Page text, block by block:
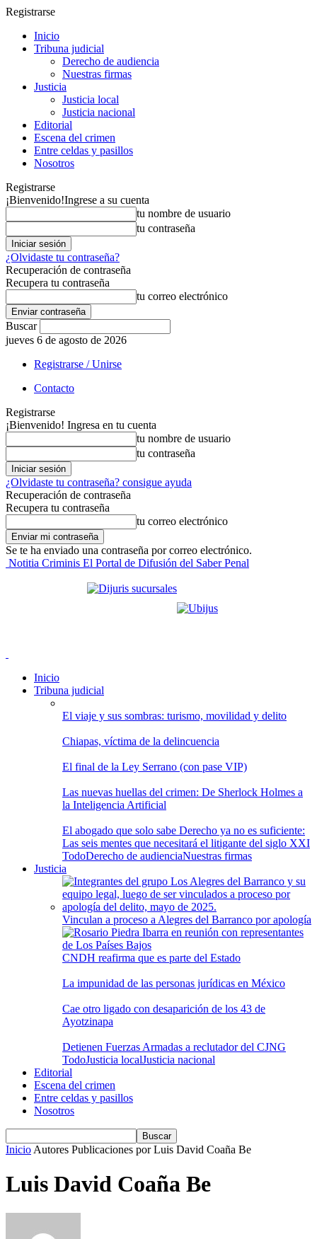
Registrarse
Inicio
Tribuna judicial
Derecho de audiencia
Nuestras firmas
Justicia
Justicia local
Justicia nacional
Editorial
Escena del crimen
Entre celdas y pasillos
Nosotros
Registrarse
¡Bienvenido!Ingrese a su cuenta
tu nombre de usuario
tu contraseña
¿Olvidaste tu contraseña?
Recuperación de contraseña
Recupera tu contraseña
tu correo electrónico
Buscar
jueves 6 de agosto de 2026
Registrarse / Unirse
Contacto
Registrarse
¡Bienvenido! Ingresa en tu cuenta
tu nombre de usuario
tu contraseña
¿Olvidaste tu contraseña? consigue ayuda
Recuperación de contraseña
Recupera tu contraseña
tu correo electrónico
Se te ha enviado una contraseña por correo electrónico.
Notitia Criminis El Portal de Difusión del Saber Penal
Inicio
Tribuna judicial
El viaje y sus sombras: turismo, movilidad y delito
Chiapas, víctima de la delincuencia
El final de la Ley Serrano (con pase VIP)
Las nuevas huellas del crimen: De Sherlock Holmes a
la Inteligencia Artificial
El abogado que solo sabe Derecho ya no es suficiente:
Las seis mentes que necesitará el litigante del siglo XXI
TodoDerecho de audienciaNuestras firmas
Justicia
Vinculan a proceso a Alegres del Barranco por apología
CNDH reafirma que es parte del Estado
La impunidad de las personas jurídicas en México
Cae otro ligado con desaparición de los 43 de
Ayotzinapa
Detienen Fuerzas Armadas a reclutador del CJNG
TodoJusticia localJusticia nacional
Editorial
Escena del crimen
Entre celdas y pasillos
Nosotros
Inicio Autores Publicaciones por Luis David Coaña Be
Luis David Coaña Be